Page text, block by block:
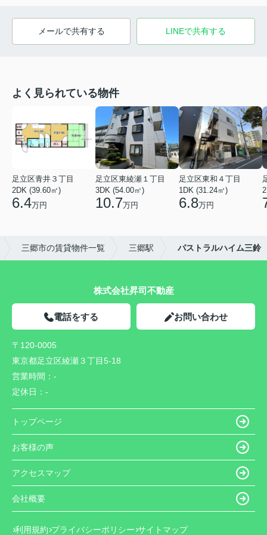
メールで共有する LINEで共有する
よく見られている物件
足立区青井３丁目
2DK (39.60㎡)
6.4万円
足立区東綾瀬１丁目
3DK (54.00㎡)
10.7万円
足立区東和４丁目
1DK (31.24㎡)
6.8万円
三郷市の賃貸物件一覧 三郷駅 パストラルハイム三鈴
株式会社昇司不動産
電話をする お問い合わせ
〒120-0005
東京都足立区綾瀬３丁目5-18
営業時間： -
定休日： -
トップページ
お客様の声
アクセスマップ
会社概要
利用規約 プライバシーポリシー サイトマップ